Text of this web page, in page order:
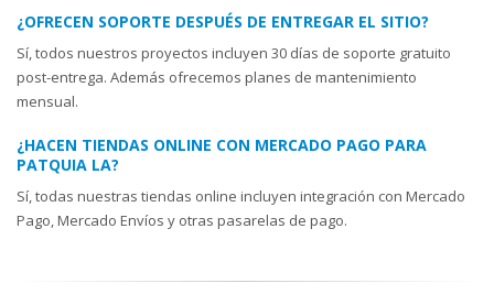
¿OFRECEN SOPORTE DESPUÉS DE ENTREGAR EL SITIO?
Sí, todos nuestros proyectos incluyen 30 días de soporte gratuito
post-entrega. Además ofrecemos planes de mantenimiento
mensual.
¿HACEN TIENDAS ONLINE CON MERCADO PAGO PARA
PATQUIA LA?
Sí, todas nuestras tiendas online incluyen integración con Mercado
Pago, Mercado Envíos y otras pasarelas de pago.